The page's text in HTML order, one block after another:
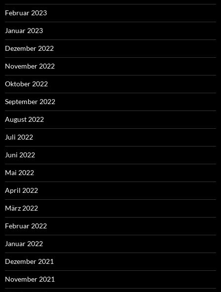
Februar 2023
Januar 2023
Dezember 2022
November 2022
Oktober 2022
September 2022
August 2022
Juli 2022
Juni 2022
Mai 2022
April 2022
März 2022
Februar 2022
Januar 2022
Dezember 2021
November 2021